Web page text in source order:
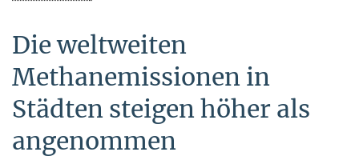
Die weltweiten
Methanemissionen in
Städten steigen höher als
angenommen